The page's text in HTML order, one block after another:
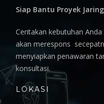
Siap Bantu Proyek
Ceritakan kebutuhan
akan merespons
menyiapkan penawaran
konsultasi.
LOKASI